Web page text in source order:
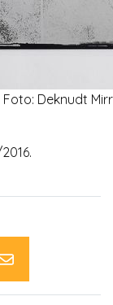
Deknudt